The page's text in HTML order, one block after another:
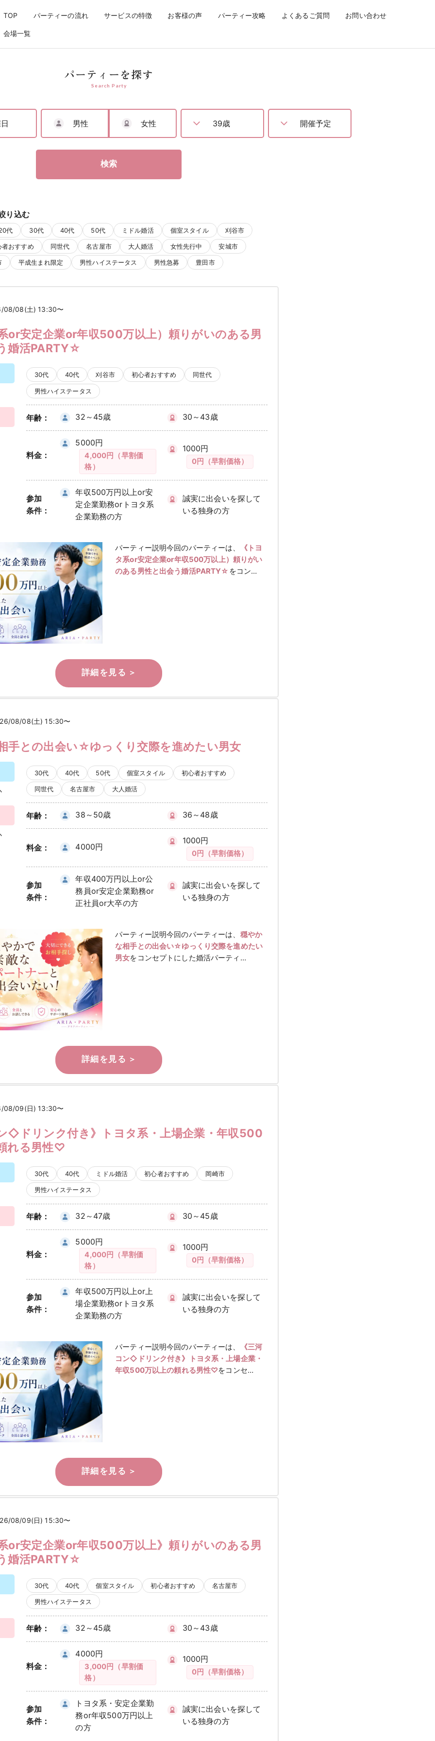
ーティーなら【アリアパーティー】
TOP パーティーの流れ サービスの特徴 お客様の声 パーティー攻略 よくあるご質問 お問い合わせ
会場一覧
パーティーを探す
Search Party
男性 女性
検索
り込む
代 30代 40代 50代 ミドル婚活 個室スタイル 刈谷市
者おすすめ 同世代 名古屋市 大人婚活 女性先行中 安城市
平成生まれ限定 男性ハイステータス 男性急募 豊田市
08/08(土) 13:30〜
or安定企業or年収500万以上）頼りがいのある男
婚活PARTY☆
30代 40代 刈谷市 初心者おすすめ 同世代
男性ハイステータス
年齢： 32～45歳 30～43歳
料金：
5000円
4,000円（早割価
格）
1000円
0円（早割価格）
参加
条件：
年収500万円以上or安
定企業勤務orトヨタ系
企業勤務の方
誠実に出会いを探して
いる独身の方
パーティー説明今回のパーティーは、
《トヨ
タ系or安定企業or年収500万以上）頼りがい
のある男性と出会う婚活PARTY☆ をコン…
08/08(土) 15:30〜
手との出会い☆ゆっくり交際を進めたい男女
30代 40代 50代 個室スタイル 初心者おすすめ
同世代 名古屋市 大人婚活
年齢： 38～50歳 36～48歳
料金： 4000円
1000円
0円（早割価格）
参加
条件：
年収400万円以上or公
務員or安定企業勤務or
正社員or大卒の方
誠実に出会いを探して
いる独身の方
パーティー説明今回のパーティーは、 穏やか
な相手との出会い☆ゆっくり交際を進めたい
男女をコンセプトにした婚活パーティ…
08/09(日) 13:30〜
◇ドリンク付き》トヨタ系・上場企業・年収500
れる男性♡
30代 40代 ミドル婚活 初心者おすすめ 岡崎市
男性ハイステータス
年齢： 32～47歳 30～45歳
料金：
5000円
4,000円（早割価
格）
1000円
0円（早割価格）
参加
条件：
年収500万円以上or上
場企業勤務orトヨタ系
企業勤務の方
誠実に出会いを探して
いる独身の方
パーティー説明今回のパーティーは、
《三河
コン◇ドリンク付き》トヨタ系・上場企業・
年収500万以上の頼れる男性♡をコンセ…
08/09(日) 15:30〜
or安定企業or年収500万以上》頼りがいのある男
婚活PARTY☆
30代 40代 個室スタイル 初心者おすすめ 名古屋市
男性ハイステータス
年齢： 32～45歳 30～43歳
料金：
4000円
3,000円（早割価
格）
1000円
0円（早割価格）
参加
条件：
トヨタ系・安定企業勤
務or年収500万円以上
の方
誠実に出会いを探して
いる独身の方